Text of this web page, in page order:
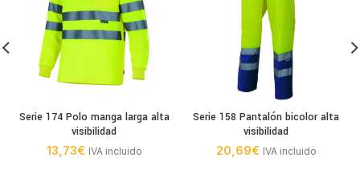
Serie 174 Polo manga larga alta
visibilidad
13,73€ IVA incluido
Serie 158 Pantalón bicolor alta
visibilidad
20,69€ IVA incluido